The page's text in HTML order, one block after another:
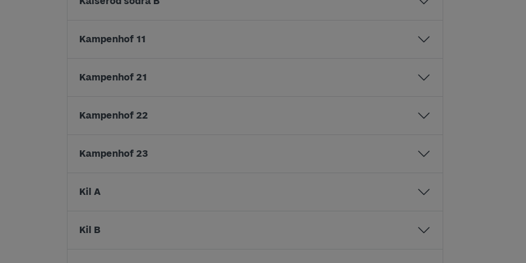
Kampenhof 11
Kampenhof 21
Kampenhof 22
Kampenhof 23
Kil A
Kil B